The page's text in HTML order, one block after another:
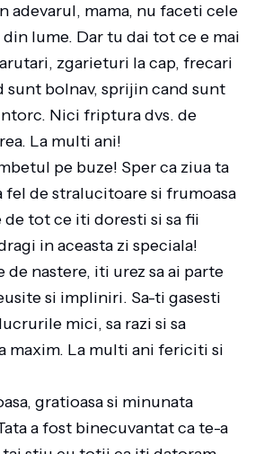
adevarul, mama, nu faceti cele
lume. Dar tu dai tot ce e mai
zgarieturi la cap, frecari
sunt bolnav, sprijin cand sunt
intorc. Nici friptura dvs. de
La multi ani!
pe buze! Sper ca ziua ta
fel de stralucitoare si frumoasa
de tot ce iti doresti si sa fii
in aceasta zi speciala!
de nastere, iti urez sa ai parte
si impliniri. Sa-ti gasesti
mici, sa razi si sa
maxim. La multi ani fericiti si
gratioasa si minunata
a fost binecuvantat ca te-a